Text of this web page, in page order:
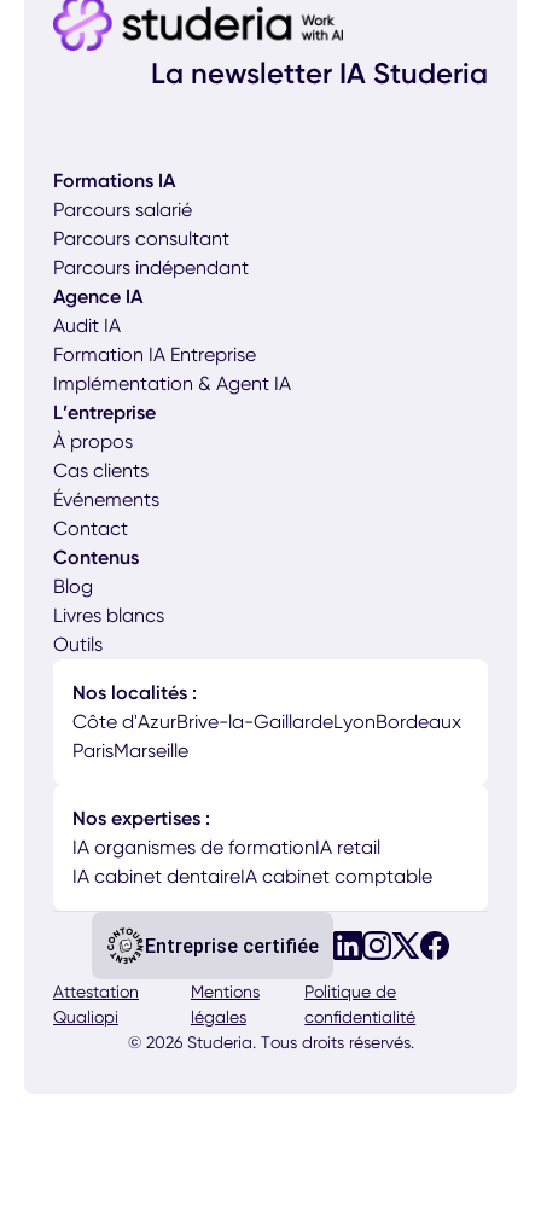
La newsletter IA Studeria
Formations IA
Parcours salarié
Parcours consultant
Parcours indépendant
Agence IA
Audit IA
Formation IA Entreprise
Implémentation & Agent IA
L’entreprise
À propos
Cas clients
Événements
Contact
Contenus
Blog
Livres blancs
Outils
Nos localités :
Côte d'AzurBrive-la-GaillardeLyonBordeaux
ParisMarseille
Nos expertises :
IA organismes de formationIA retail
IA cabinet dentaireIA cabinet comptable
© 2026 Studeria. Tous droits réservés.
Attestation
Qualiopi
Mentions
légales
Politique de
confidentialité
Entreprise certifiée